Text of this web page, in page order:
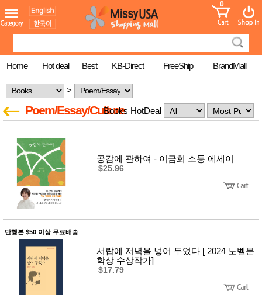
도 어린이
청소년
컬러링
북
한국학
습지
습지
꽃배송
홍삼전
문브랜
드
건강보
조제품
기능성
건강식
품
Diet/여
성용품
스킨케
메이크
MissyShop
Login
0
Home Hot deal Best KB-Direct FreeShip BrandMall
>
Poem/Essay/CultureBooks HotDeal
공감에 관하여 - 이금희 소통 에세이
$25.96
단행본 $50 이상 무료배송
서랍에 저녁을 넣어 두었다 [ 2024 노벨문
학상 수상작가]
$17.79